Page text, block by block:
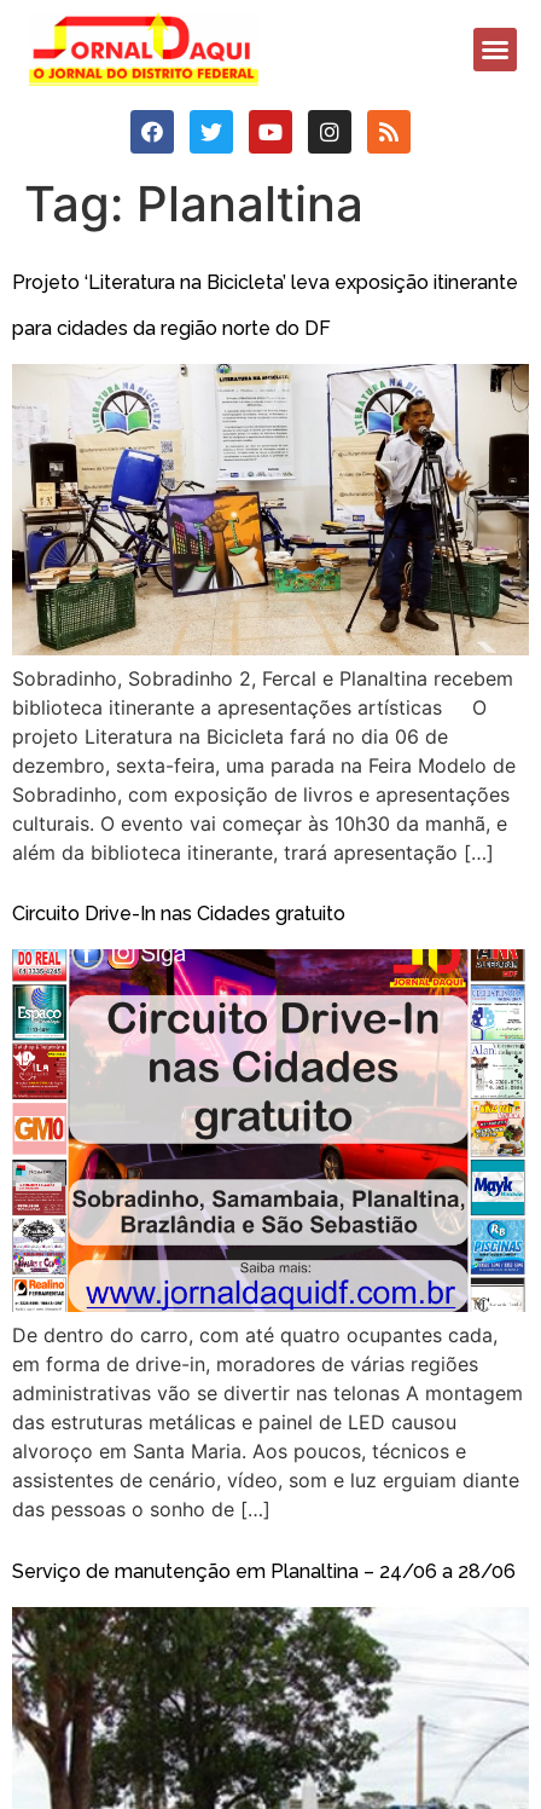
Tag: Planaltina
Projeto ‘Literatura na Bicicleta’ leva exposição itinerante
para cidades da região norte do DF
Sobradinho, Sobradinho 2, Fercal e Planaltina recebem
biblioteca itinerante a apresentações artísticas O
projeto Literatura na Bicicleta fará no dia 06 de
dezembro, sexta-feira, uma parada na Feira Modelo de
Sobradinho, com exposição de livros e apresentações
culturais. O evento vai começar às 10h30 da manhã, e
além da biblioteca itinerante, trará apresentação […]
Circuito Drive-In nas Cidades gratuito
De dentro do carro, com até quatro ocupantes cada,
em forma de drive-in, moradores de várias regiões
administrativas vão se divertir nas telonas A montagem
das estruturas metálicas e painel de LED causou
alvoroço em Santa Maria. Aos poucos, técnicos e
assistentes de cenário, vídeo, som e luz erguiam diante
das pessoas o sonho de […]
Serviço de manutenção em Planaltina – 24/06 a 28/06